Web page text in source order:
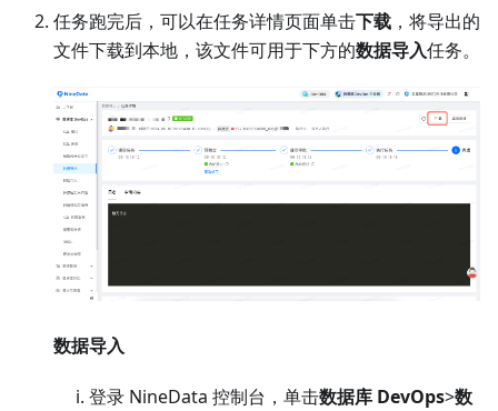
任务跑完后，可以在任务详情页面单击下载 ，将导出的
文件下载到本地，该文件可用于下方的数据导入任务。
数据导入
登录 NineData 控制台，单击数据库 DevOps>数